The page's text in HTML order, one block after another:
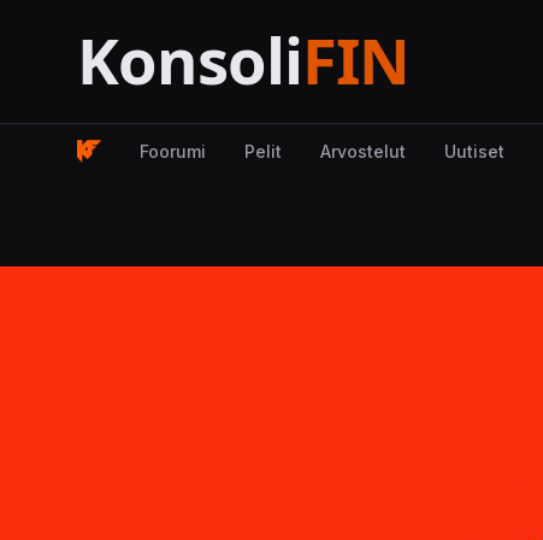
Foorumi Pelit Arvostelut Uutiset